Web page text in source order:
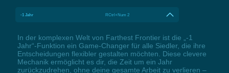
-1 Jahr RCtrl+Num 2
In der komplexen Welt von Farthest Frontier ist die „-1
Jahr“-Funktion ein Game-Changer für alle Siedler, die ihre
Entscheidungen flexibler gestalten möchten. Diese clevere
Mechanik ermöglicht es dir, die Zeit um ein Jahr
zurückzudrehen, ohne deine gesamte Arbeit zu verlieren –